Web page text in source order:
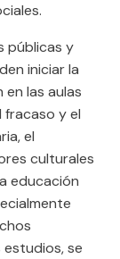
públicas y
iniciar la
las aulas
fracaso y el
el
culturales
educación
se